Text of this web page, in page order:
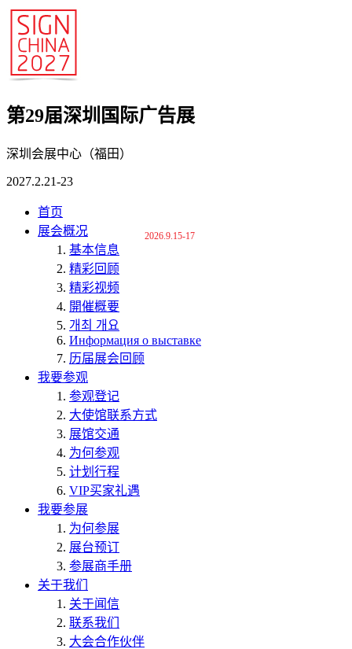
第29届深圳国际广告展
深圳会展中心（福田）
2027.2.21-23
首页
展会概况
基本信息
精彩回顾
精彩视频
開催概要
개최 개요
Информация о выставке
历届展会回顾
我要参观
参观登记
大使馆联系方式
展馆交通
为何参观
计划行程
VIP买家礼遇
我要参展
为何参展
展台预订
参展商手册
关于我们
关于闻信
联系我们
大会合作伙伴
2026.9.15-17